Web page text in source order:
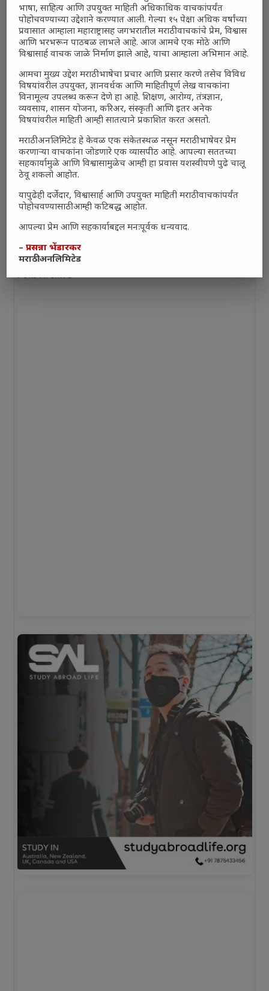
Polls
भारत–अमेरिका संबंध भारतासाठी फायदेशीर आहेत का?
काही प्रमाणात फायदेशीर(0%, 0 Votes)
खूप फायदेशीर(0%, 3 Votes)
फारसे फायदेशीर नाहीत
नुकसानकारक(0%, 6 Votes)
तटस्थ(0%, 3 Votes)
Polls Archive
भाषा, साहित्य आणि उपयुक्त माहिती अधिकाधिक वाचकांपर्यंत
पोहोचवण्याच्या उद्देशाने करण्यात आली. गेल्या १५ पेक्षा अधिक वर्षांच्या
प्रवासात आम्हाला महाराष्ट्रासह जगभरातील मराठी वाचकांचे प्रेम, विश्वास
आणि भरभरून पाठबळ लाभले आहे. आज आमचे एक मोठे आणि
विश्वासार्ह वाचक जाळे निर्माण झाले आहे, याचा आम्हाला अभिमान आहे.
आमचा मुख्य उद्देश मराठी भाषेचा प्रचार आणि प्रसार करणे तसेच विविध
विषयांवरील उपयुक्त, ज्ञानवर्धक आणि माहितीपूर्ण लेख वाचकांना
विनामूल्य उपलब्ध करून देणे हा आहे. शिक्षण, आरोग्य, तंत्रज्ञान,
व्यवसाय, शासन योजना, करिअर, संस्कृती आणि इतर अनेक
विषयांवरील माहिती आम्ही सातत्याने प्रकाशित करत असतो.
मराठी अनलिमिटेड हे केवळ एक संकेतस्थळ नसून मराठी भाषेवर प्रेम
करणाऱ्या वाचकांना जोडणारे एक व्यासपीठ आहे. आपल्या सततच्या
सहकार्यामुळे आणि विश्वासामुळेच आम्ही हा प्रवास यशस्वीपणे पुढे चालू
ठेवू शकलो आहोत.
यापुढेही दर्जेदार, विश्वासार्ह आणि उपयुक्त माहिती मराठी वाचकांपर्यंत
पोहोचवण्यासाठी आम्ही कटिबद्ध आहोत.
आपल्या प्रेम आणि सहकार्याबद्दल मनःपूर्वक धन्यवाद.
–प्रसन्ना भेंडारकर
मराठी अनलिमिटेड